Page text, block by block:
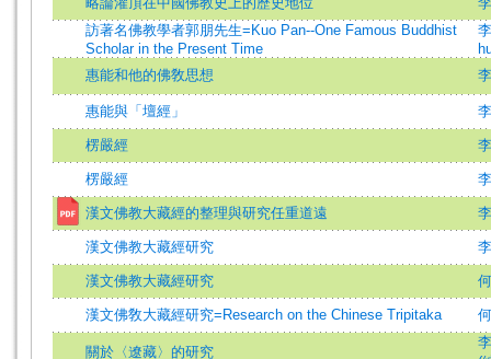
訪著名佛教學者郭朋先生=Kuo Pan--One Famous Buddhist
Scholar in the Present Time
惠能和他的佛敎思想
惠能與「壇經」
楞嚴經
楞嚴經
漢文佛教大藏經的整理與研究任重道遠
漢文佛教大藏經研究
漢文佛教大藏經研究
漢文佛敎大藏經研究=Research on the Chinese Tripitaka
關於〈遼藏〉的研究